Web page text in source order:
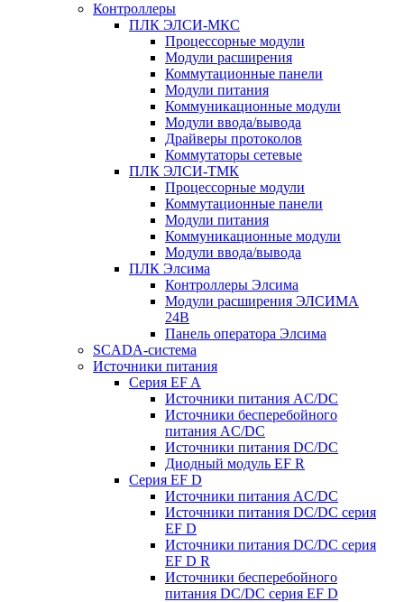
Контроллеры
ПЛК ЭЛСИ-МКС
Процессорные модули
Модули расширения
Коммутационные панели
Модули питания
Коммуникационные модули
Модули ввода/вывода
Драйверы протоколов
Коммутаторы сетевые
ПЛК ЭЛСИ-ТМК
Процессорные модули
Коммутационные панели
Модули питания
Коммуникационные модули
Модули ввода/вывода
ПЛК Элсима
Контроллеры Элсима
Модули расширения ЭЛСИМА
24В
Панель оператора Элсима
SCADA-система
Источники питания
Серия EF A
Источники питания AC/DC
Источники бесперебойного
питания AC/DC
Источники питания DC/DC
Диодный модуль EF R
Серия EF D
Источники питания AC/DC
Источники питания DC/DC серия
EF D
Источники питания DC/DC серия
EF D R
Источники бесперебойного
питания DC/DC серия EF D